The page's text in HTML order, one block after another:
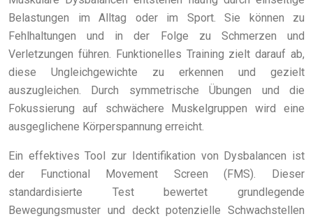
Belastungen im Alltag oder im Sport. Sie können zu
Fehlhaltungen und in der Folge zu Schmerzen und
Verletzungen führen. Funktionelles Training zielt darauf ab,
diese Ungleichgewichte zu erkennen und gezielt
auszugleichen. Durch symmetrische Übungen und die
Fokussierung auf schwächere Muskelgruppen wird eine
ausgeglichene Körperspannung erreicht.
Ein effektives Tool zur Identifikation von Dysbalancen ist
der Functional Movement Screen (FMS). Dieser
standardisierte Test bewertet grundlegende
Bewegungsmuster und deckt potenzielle Schwachstellen